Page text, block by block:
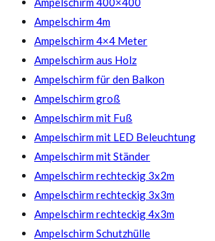
Ampelschirm 4m
Ampelschirm 4×4 Meter
Ampelschirm aus Holz
Ampelschirm für den Balkon
Ampelschirm groß
Ampelschirm mit Fuß
Ampelschirm mit LED Beleuchtung
Ampelschirm mit Ständer
Ampelschirm rechteckig 3x2m
Ampelschirm rechteckig 3x3m
Ampelschirm rechteckig 4x3m
Ampelschirm Schutzhülle